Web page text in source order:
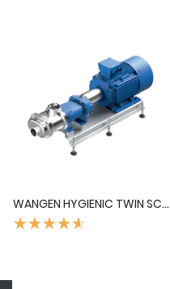
WANGEN HYGIENIC TWIN SCREW PUMP (BƠM TRỤC VÍT ĐÔI WANGEN)
☆☆☆☆☆
★★★★★